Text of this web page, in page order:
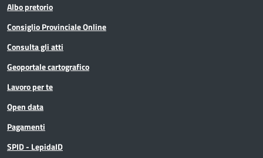
Albo pretorio
Consiglio Provinciale Online
Consulta gli atti
Geoportale cartografico
Lavoro per te
Open data
Pagamenti
SPID - LepidaID